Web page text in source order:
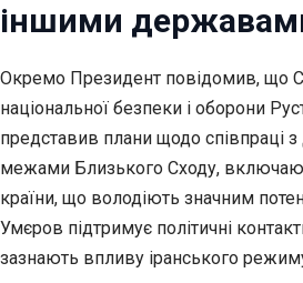
іншими
Окремо Президент повідомив, що
національної безпеки і оборони
представив плани щодо співпраці
межами Близького Сходу,
країни, що володіють значним
Умєров підтримує політичні
зазнають впливу іранського